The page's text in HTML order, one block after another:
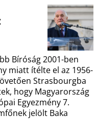
Bíróság 2001-ben
miatt ítélte el az 1956-
Strasbourgba
hogy Magyarország
Egyezmény 7.
jelölt Baka